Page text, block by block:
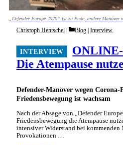
„Defender Europe 2020“ ist zu Ende, andere
Defender-Manöver wegen Corona-
Friedensbewegung ist wachsam
Die Atempause
Christoph Hentschel Categories
Blog Interview
Nach der Absage von „Defender
Friedensbewegung die Atempause
intensiver Widerstand bei kommenden
Provokationen …